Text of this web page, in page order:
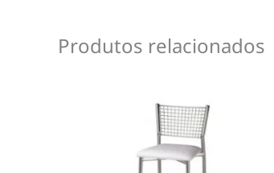
Produtos relacionados